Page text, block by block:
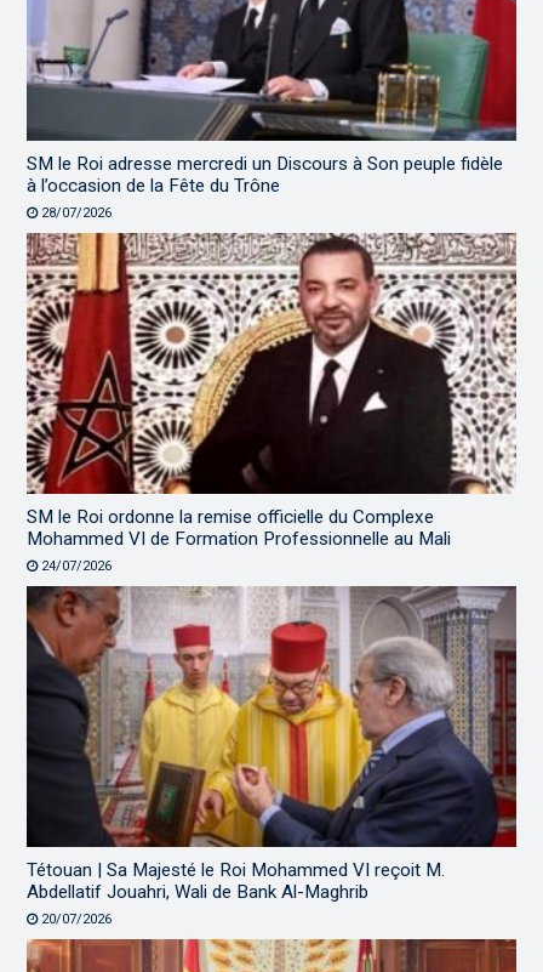
SM le Roi adresse mercredi un Discours à Son peuple fidèle
à l’occasion de la Fête du Trône
28/07/2026
SM le Roi ordonne la remise officielle du Complexe
Mohammed VI de Formation Professionnelle au Mali
24/07/2026
Tétouan | Sa Majesté le Roi Mohammed VI reçoit M.
Abdellatif Jouahri, Wali de Bank Al-Maghrib
20/07/2026